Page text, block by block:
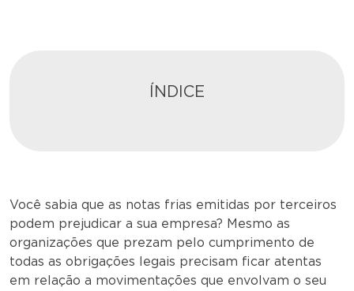
ÍNDICE
Você sabia que as notas frias emitidas por terceiros
podem prejudicar a sua empresa? Mesmo as
organizações que prezam pelo cumprimento de
todas as obrigações legais precisam ficar atentas
em relação a movimentações que envolvam o seu